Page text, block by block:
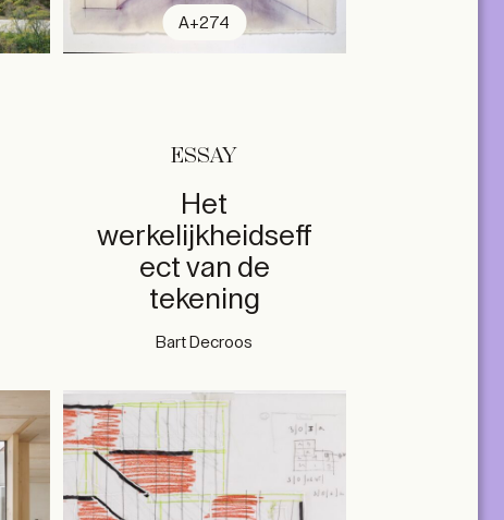
A+274
ESSAY
Het
werkelijkheidseff
ect van de
tekening
Bart Decroos